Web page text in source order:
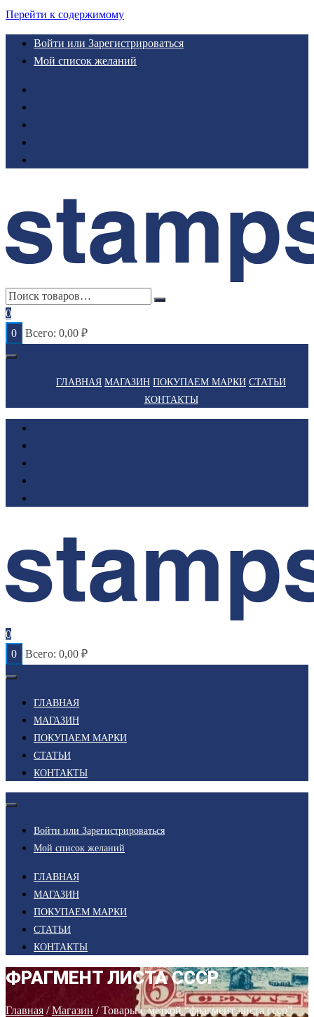
Перейти к содержимому
Войти или Зарегистрироваться
Мой список желаний
0
0
Всего: 0,00 ₽
ГЛАВНАЯ МАГАЗИН ПОКУПАЕМ МАРКИ СТАТЬИ
КОНТАКТЫ
0
0
Всего: 0,00 ₽
ГЛАВНАЯ
МАГАЗИН
ПОКУПАЕМ МАРКИ
СТАТЬИ
КОНТАКТЫ
Войти или Зарегистрироваться
Мой список желаний
ГЛАВНАЯ
МАГАЗИН
ПОКУПАЕМ МАРКИ
СТАТЬИ
КОНТАКТЫ
ФРАГМЕНТ ЛИСТА СССР
Главная /Магазин / Товары с меткой “фрагмент листа ссср”